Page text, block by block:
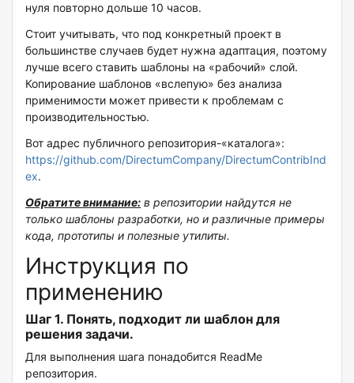
нуля повторно дольше 10 часов.
Стоит учитывать, что под конкретный проект в
большинстве случаев будет нужна адаптация, поэтому
лучше всего ставить шаблоны на «рабочий» слой.
Копирование шаблонов «вслепую» без анализа
применимости может привести к проблемам с
производительностью.
Вот адрес публичного репозитория-«каталога»:
https://github.com/DirectumCompany/DirectumContribInd
ex.
Обратите внимание: в репозитории найдутся не
только шаблоны разработки, но и различные примеры
кода, прототипы и полезные утилиты.
Инструкция по
применению
Шаг 1. Понять, подходит ли шаблон для
решения задачи.
Для выполнения шага понадобится ReadMe
репозитория.